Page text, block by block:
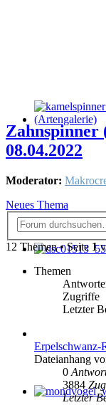
Zahnspinner
08.04.2022
Moderator:
Neues Thema
12 Themen • Seite 1
Themen
Zugriffe
Letzter
Erpelschwanz-
Dateianhang
0
3884
Letzter